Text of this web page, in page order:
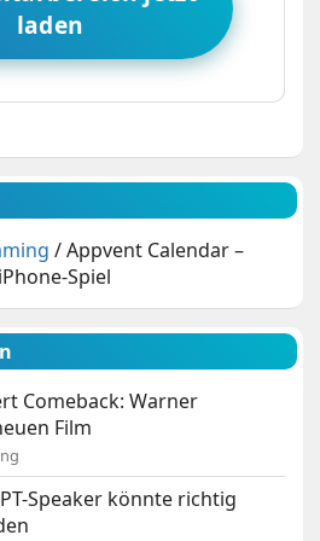
laden
/Appvent Calendar –
Spiel
Comeback: Warner
Film
Speaker könnte richtig